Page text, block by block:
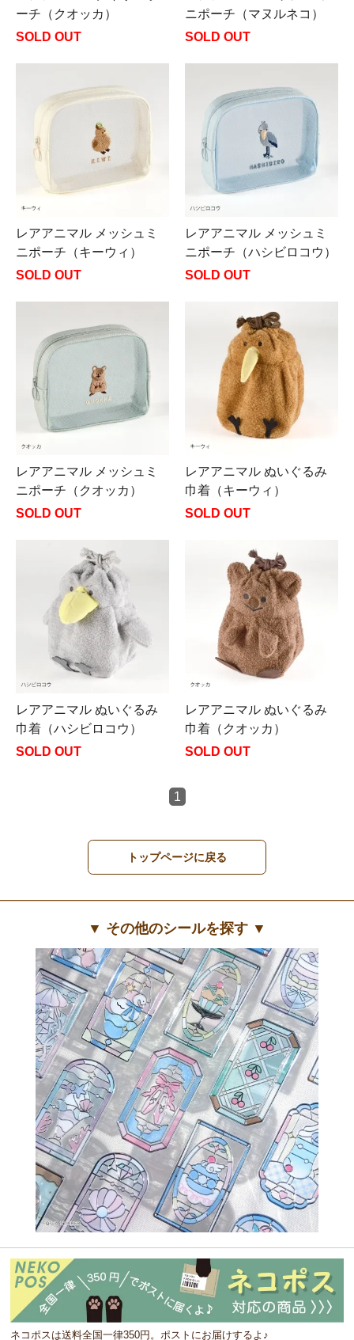
ーチ（クオッカ）
SOLD OUT
ニポーチ（マヌルネコ）
SOLD OUT
レアアニマル メッシュミ
ニポーチ（キーウィ）
SOLD OUT
レアアニマル メッシュミ
ニポーチ（ハシビロコウ）
SOLD OUT
レアアニマル メッシュミ
ニポーチ（クオッカ）
SOLD OUT
レアアニマル ぬいぐるみ
巾着（キーウィ）
SOLD OUT
レアアニマル ぬいぐるみ
巾着（ハシビロコウ）
SOLD OUT
レアアニマル ぬいぐるみ
巾着（クオッカ）
SOLD OUT
1
トップページに戻る
▼ その他のシールを探す ▼
ネコポスは送料全国一律350円。ポストにお届けするよ♪